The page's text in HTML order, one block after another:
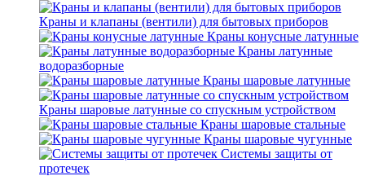
Краны и клапаны (вентили) для бытовых приборов
Краны конусные латунные
Краны латунные
водоразборные
Краны шаровые латунные
Краны шаровые латунные со спускным устройством
Краны шаровые стальные
Краны шаровые чугунные
Системы защиты от
протечек